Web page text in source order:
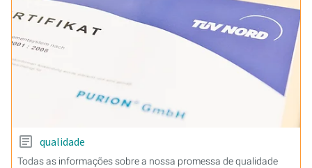
qualidade
Todas as informações sobre a nossa promessa de qualidade